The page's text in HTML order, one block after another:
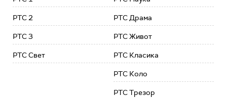
РТС 2
РТС 3
РТС Свет
РТС Драма
РТС Живот
РТС Класика
РТС Коло
РТС Трезор